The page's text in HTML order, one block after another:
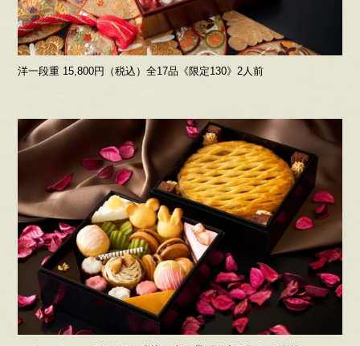
洋一段重 15,800円（税込）全17品《限定130》2人前